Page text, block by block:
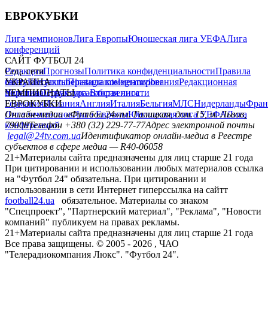
ЕВРОКУБКИ
Лига чемпионовЛига ЕвропыЮношеская лига УЕФАЛига
конференций
САЙТ ФУТБОЛ 24
РедакцияПрогнозыПолитика конфиденциальностиПравила
сайтуКонтактыПравила комментированияРедакционная
политикаСтруктура собственности
Соц. сети
facebookxyoutubeinstagramtelegramviber
УКРАИНА
УкраинаПервая лигаВторая лига
ЧЕМПИОНАТЫ
ГерманияИспанияАнглияИталияБельгияМЛСНидерланды
ЕВРОКУБКИ
Лига чемпионовЛига ЕвропыЮношеская лига УЕФАЛига
конференций
Онлайн-медиа «Футбол 24»пл. Галицкая, дом. 15, м. Львов,
79008Телефон +380 (32) 229-77-77Адрес электронной почты
legal@24tv.com.uaИдентификатор онлайн-медиа в Реестре
субъектов в сфере медиа — R40-06058
21+Материалы сайта предназначены для лиц старше 21 года
При цитировании и использовании любых материалов ссылка
на "Футбол 24" обязательна. При цитировании и
использовании в сети Интернет гиперссылка на сайтт
football24.ua
обязательное. Материалы со знаком
"Спецпроект", "Партнерский материал", "Реклама", "Новости
компаний" публикуем на правах рекламы.
21+Материалы сайта предназначены для лиц старше 21 года
Все права защищены. © 2005 - 2026 , ЧАО
"Телерадиокомпания Люкс". "Футбол 24".